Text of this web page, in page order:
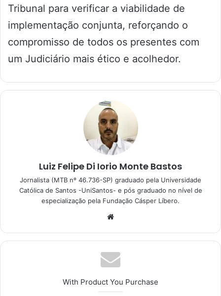
Tribunal para verificar a viabilidade de
implementação conjunta, reforçando o
compromisso de todos os presentes com
um Judiciário mais ético e acolhedor.
Luiz Felipe Di Iorio Monte Bastos
Jornalista (MTB nº 46.736-SP) graduado pela Universidade
Católica de Santos -UniSantos- e pós graduado no nível de
especialização pela Fundação Cásper Líbero.
With Product You Purchase